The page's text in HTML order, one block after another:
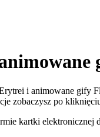
i animowane
zobaczysz po
kartki